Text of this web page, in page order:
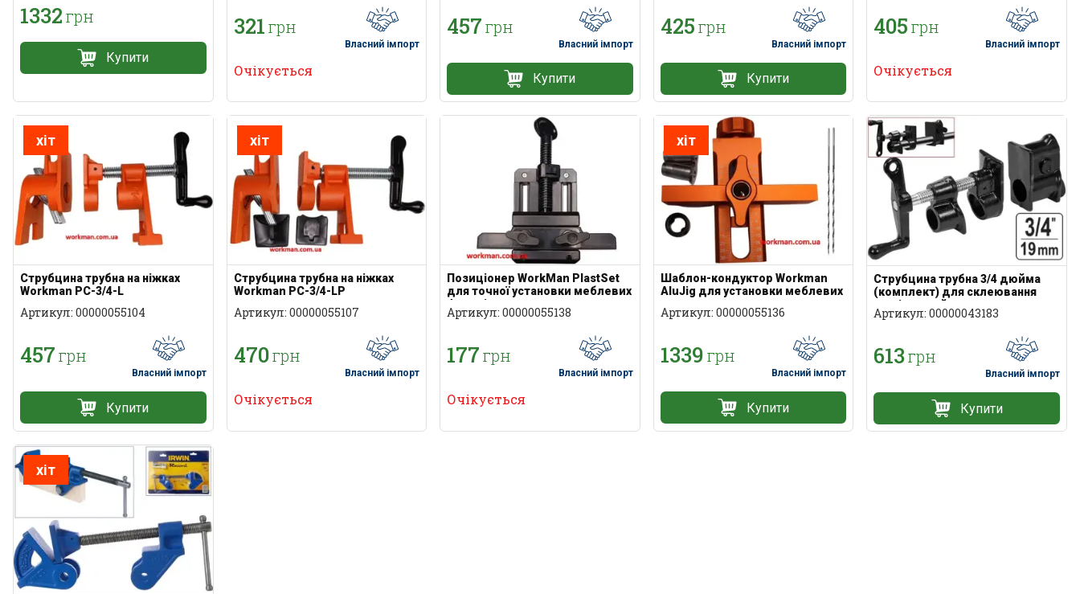
1332грн
Купити
321грн
Власний імпорт
Очікується
457грн
Власний імпорт
Купити
425грн
Власний імпорт
Купити
405 грн
Власний імпорт
Очікується
хіт
Струбцина трубна на ніжках
Workman PC-3/4-L
Артикул: 00000055104
457грн
Власний імпорт
Купити
хіт
Струбцина трубна на ніжках
Workman PC-3/4-LP
Артикул: 00000055107
470грн
Власний імпорт
Очікується
Позиціонер WorkMan PlastSet
для точної установки меблевих
фасадів
Артикул: 00000055138
177грн
Власний імпорт
Очікується
хіт
Шаблон-кондуктор Workman
AluJig для установки меблевих
Артикул: 00000055136
1339грн
Власний імпорт
Купити
Струбцина трубна 3/4 дюйма
(комплект) для склеювання
щитів та вайм
Артикул: 00000043183
613грн
Власний імпорт
Купити
хіт